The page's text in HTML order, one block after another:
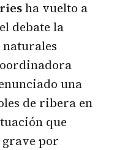
ha vuelto a
debate la
naturales
una
de ribera en
que
grave por